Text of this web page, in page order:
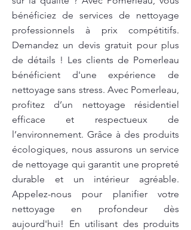
bénéficiez de services de nettoyage
professionnels à prix compétitifs.
Demandez un devis gratuit pour plus
de détails ! Les clients de Pomerleau
bénéficient d'une expérience de
nettoyage sans stress. Avec Pomerleau,
profitez d’un nettoyage résidentiel
efficace et respectueux de
l’environnement. Grâce à des produits
écologiques, nous assurons un service
de nettoyage qui garantit une propreté
durable et un intérieur agréable.
Appelez-nous pour planifier votre
nettoyage en profondeur dès
aujourd'hui! En utilisant des produits